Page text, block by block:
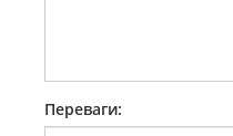
Переваги: